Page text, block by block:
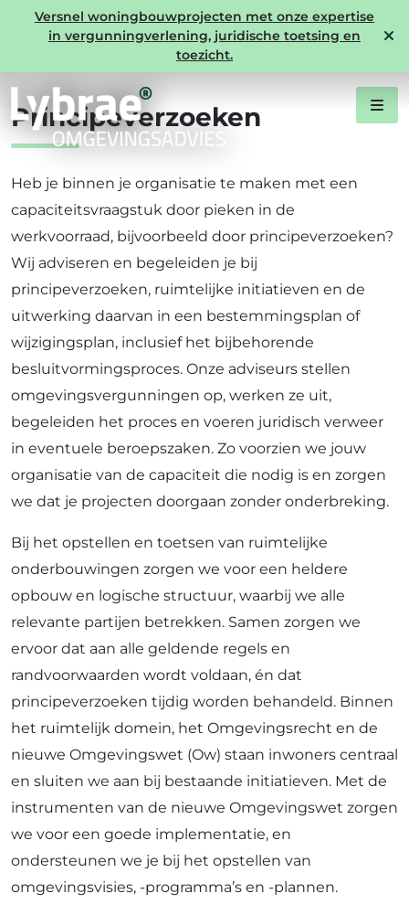
Versnel woningbouwprojecten met onze expertise
in vergunningverlening, juridische toetsing en
toezicht.
Expertise ruimtelijke ontwikkeling
Principeverzoeken
Heb je binnen je organisatie te maken met een
capaciteitsvraagstuk door pieken in de
werkvoorraad, bijvoorbeeld door principeverzoeken?
Wij adviseren en begeleiden je bij
principeverzoeken, ruimtelijke initiatieven en de
uitwerking daarvan in een bestemmingsplan of
wijzigingsplan, inclusief het bijbehorende
besluitvormingsproces. Onze adviseurs stellen
omgevingsvergunningen op, werken ze uit,
begeleiden het proces en voeren juridisch verweer
in eventuele beroepszaken. Zo voorzien we jouw
organisatie van de capaciteit die nodig is en zorgen
we dat je projecten doorgaan zonder onderbreking.
Bij het opstellen en toetsen van ruimtelijke
onderbouwingen zorgen we voor een heldere
opbouw en logische structuur, waarbij we alle
relevante partijen betrekken. Samen zorgen we
ervoor dat aan alle geldende regels en
randvoorwaarden wordt voldaan, én dat
principeverzoeken tijdig worden behandeld. Binnen
het ruimtelijk domein, het Omgevingsrecht en de
nieuwe Omgevingswet (Ow) staan inwoners centraal
en sluiten we aan bij bestaande initiatieven. Met de
instrumenten van de nieuwe Omgevingswet zorgen
we voor een goede implementatie, en
ondersteunen we je bij het opstellen van
omgevingsvisies, -programma’s en -plannen.